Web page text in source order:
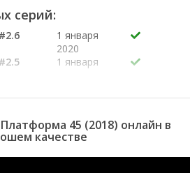
серий:
1 января
2020
1 января
2020
2020
1 января
2020
45 (2018) онлайн в
качестве